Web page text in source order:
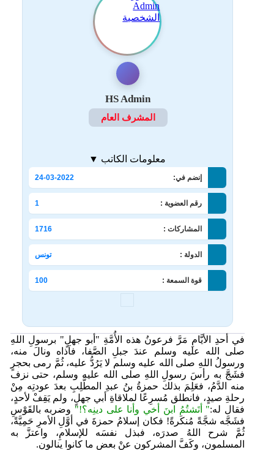
HS Admin
المشرف العام
معلومات الكاتب ▼
إنضم في: 24-03-2022
رقم العضوية : 1
المشاركات : 1716
الدولة : تونس
قوة السمعة : 100
في أحدِ الأيَّامِ مَرَّ فرعونُ هذه الأُمَّةِ "أبو جهلٍ" برسولِ اللهِ
صلى الله عليه وسلم عندَ جبلِ الصَّفا، فآذاه ونالَ منه،
ورسولُ اللهِ صلى الله عليه وسلم لا يَرُدُّ عليه، ثُمَّ رمى بحجرٍ
فشَجَّ به رأسَ رسولِ اللهِ صلى الله عليه وسلم، حتى نزف
منه الدَّمُ، فعَلِمَ بذلك حمزةُ بنُ عبدِ المطَّلِبِ بعدَ عودتِه مِنْ
رحلةِ صيدٍ، فانطلق مُسرِعًا لملاقاةِ أبي جهلٍ، ولم يَقِفْ لأحدٍ،
فقال له:" أتَشتُمُ ابنَ أخي وأنا على دينِه؟!"وضربه بالقَوْسِ
فشَجَّه شجَّةً مُنكَرةً! فكان إسلامُ حمزةَ في أوَّلِ الأمرِ حَمِيَّةً،
ثُمَّ شرح اللهُ صدرَه، فبذل نفسَه للإسلامِ، واعتزَّ به
المسلمون، وكَفَّ المشركون عنْ بعضِ ما كانوا ينالون.